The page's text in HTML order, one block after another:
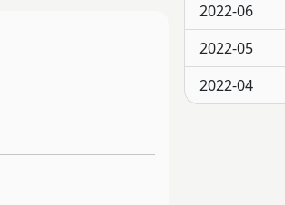
2022-06
2022-05
2022-04